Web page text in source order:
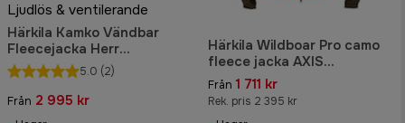
Ljudlös & ventilerande
Härkila Kamko Vändbar
Fleecejacka Herr
Brown/Red5.0 (2)
Från 2 995 kr
Härkila Wildboar Pro camo
fleece jacka AXIS
MSP®Wildboar
orange/Shadow brown
Från 1 711 kr
Rek. pris 2 395 kr